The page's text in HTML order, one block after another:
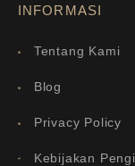
INFORMASI
Tentang Kami
Blog
Privacy Policy
Kebijakan